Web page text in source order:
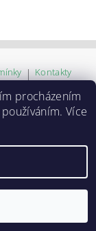
| Kontakty
procházením
Více